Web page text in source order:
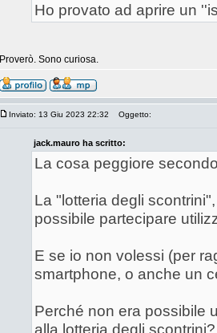
Ho provato ad aprire un
Proverò. Sono curiosa.
Inviato: 13 Giu 2023 22:32 Oggetto:
jack.mauro ha scritto:
La cosa peggiore
La "lotteria degli
possibile partecipare
E se io non volessi (per
smartphone, o anche un
Perché non era possibile
alla lotteria degli scontrini?